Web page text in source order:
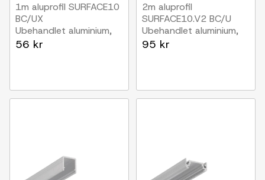
1m aluprofil SURFACE10
BC/UX
Ubehandlet aluminium,
påbygning, LED skinne
56 kr
2m aluprofil
SURFACE10.V2 BC/U
Ubehandlet aluminium,
påbygning, LED skinne
95 kr